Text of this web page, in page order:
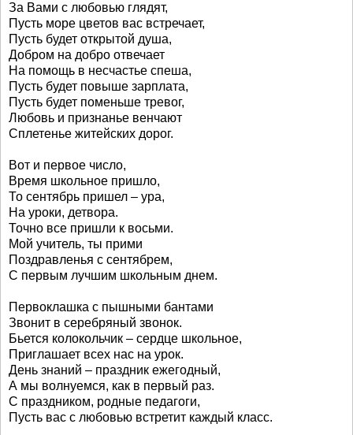
За Вами с любовью глядят,
Пусть море цветов вас встречает,
Пусть будет открытой душа,
Добром на добро отвечает
На помощь в несчастье спеша,
Пусть будет повыше зарплата,
Пусть будет поменьше тревог,
Любовь и признанье венчают
Сплетенье житейских дорог.
Вот и первое число,
Время школьное пришло,
То сентябрь пришел – ура,
На уроки, детвора.
Точно все пришли к восьми.
Мой учитель, ты прими
Поздравленья с сентябрем,
С первым лучшим школьным днем.
Первоклашка с пышными бантами
Звонит в серебряный звонок.
Бьется колокольчик – сердце школьное,
Приглашает всех нас на урок.
День знаний – праздник ежегодный,
А мы волнуемся, как в первый раз.
С праздником, родные педагоги,
Пусть вас с любовью встретит каждый класс.